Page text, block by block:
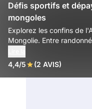
Défis sportifs et
mongoles
Explorez les confins de
Mongolie. Entre
intense au cœur de
4,4/5 (2 AVIS)